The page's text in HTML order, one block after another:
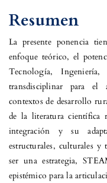
Resumen
La presente ponencia
enfoque teórico, el
Tecnología,
transdisciplinar para el
contextos de desarrollo
de la literatura científica
integración y su
estructurales, culturales y
ser una estrategia,
epistémico para la